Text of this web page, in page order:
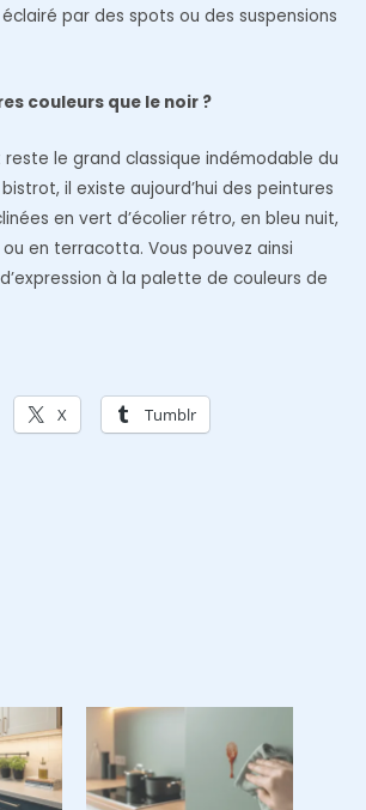
par des spots ou des suspensions
couleurs que le noir ?
reste le grand classique indémodable du
il existe aujourd’hui des peintures
en vert d’écolier rétro, en bleu nuit,
en terracotta. Vous pouvez ainsi
à la palette de couleurs de
X Tumblr